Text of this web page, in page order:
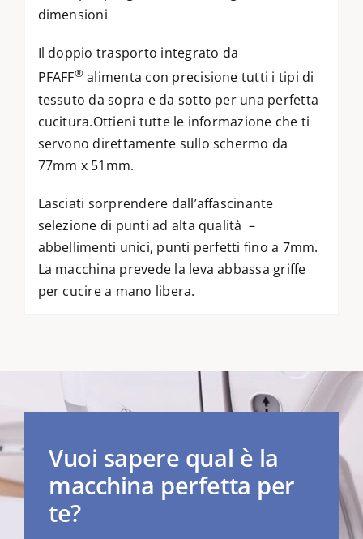
dimensioni
Il doppio trasporto integrato da
PFAFF®alimenta con precisione tutti i tipi di
tessuto da sopra e da sotto per una perfetta
cucitura.Ottieni tutte le informazione che ti
servono direttamente sullo schermo da
77mm x 51mm.
Lasciati sorprendere dall’affascinante
selezione di punti ad alta qualità –
abbellimenti unici, punti perfetti fino a 7mm.
La macchina prevede la leva abbassa griffe
per cucire a mano libera.
Vuoi sapere qual è la
macchina perfetta per
te?